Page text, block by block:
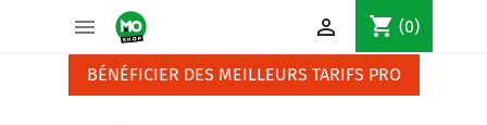
 shopping_cart (0)

BÉNÉFICIER DES MEILLEURS TARIFS PRO
Panneau de gestion des cookies